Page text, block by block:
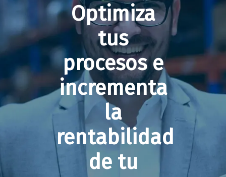
Optimiza
tus
procesos e
incrementa
la
rentabilidad
de tu